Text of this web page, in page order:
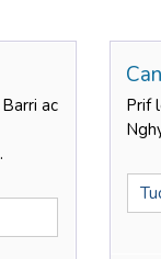
ac
Prif